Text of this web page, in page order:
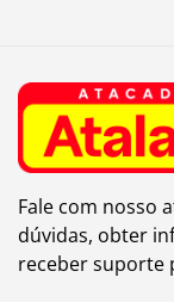
Fale com nosso
dúvidas, obter
receber suporte